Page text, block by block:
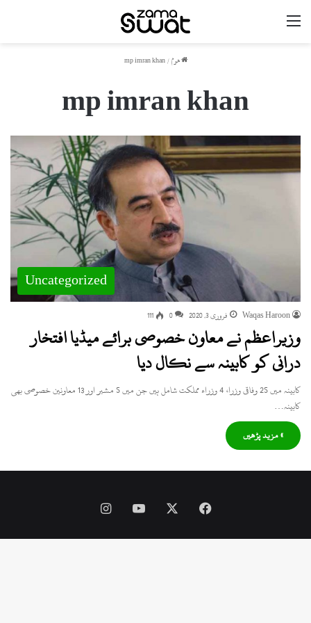
ھوم /
mp imran khan
mp imran khan
Uncategorized
Waqas Haroon فروری 3, 2020 0
111
وزیراعظم نے معاون خصوصی برائے میڈیا افتخار
درانی کو کابینہ سے نکال دیا
کابینہ میں 25 وفاقی وزرا، 4 وزراء مملکت شامل ہیں جن میں 5 مشیر اور 13 معاونین خصوصی بھی
کابینہ…
» مزید پڑھیں
Facebook
YouTube